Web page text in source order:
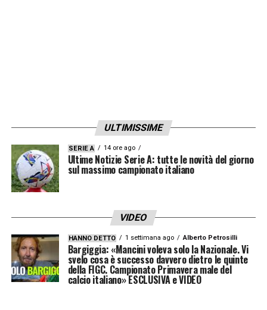
ULTIMISSIME
SERIE A 14 ore ago
Ultime Notizie Serie A: tutte le novità del giorno
sul massimo campionato italiano
VIDEO
HANNO DETTO 1 settimana ago Alberto Petrosilli
Bargiggia: «Mancini voleva solo la Nazionale. Vi
svelo cosa è successo davvero dietro le quinte
della FIGC. Campionato Primavera male del
calcio italiano» ESCLUSIVA e VIDEO